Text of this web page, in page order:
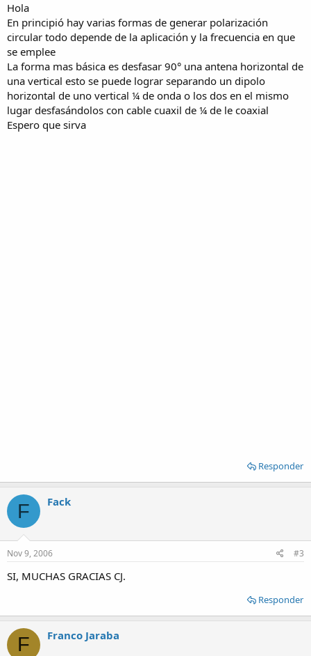
Hola
En principió hay varias formas de generar polarización
circular todo depende de la aplicación y la frecuencia en que
se emplee
La forma mas básica es desfasar 90° una antena horizontal de
una vertical esto se puede lograr separando un dipolo
horizontal de uno vertical ¼ de onda o los dos en el mismo
lugar desfasándolos con cable cuaxil de ¼ de le coaxial
Espero que sirva
Responder
F Fack
Nov 9, 2006 #3
SI, MUCHAS GRACIAS CJ.
Responder
F Franco Jaraba